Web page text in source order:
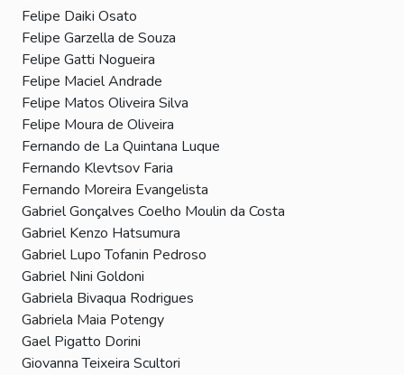
Felipe Daiki Osato
Felipe Garzella de Souza
Felipe Gatti Nogueira
Felipe Maciel Andrade
Felipe Matos Oliveira Silva
Felipe Moura de Oliveira
Fernando de La Quintana Luque
Fernando Klevtsov Faria
Fernando Moreira Evangelista
Gabriel Gonçalves Coelho Moulin da Costa
Gabriel Kenzo Hatsumura
Gabriel Lupo Tofanin Pedroso
Gabriel Nini Goldoni
Gabriela Bivaqua Rodrigues
Gabriela Maia Potengy
Gael Pigatto Dorini
Giovanna Teixeira Scultori